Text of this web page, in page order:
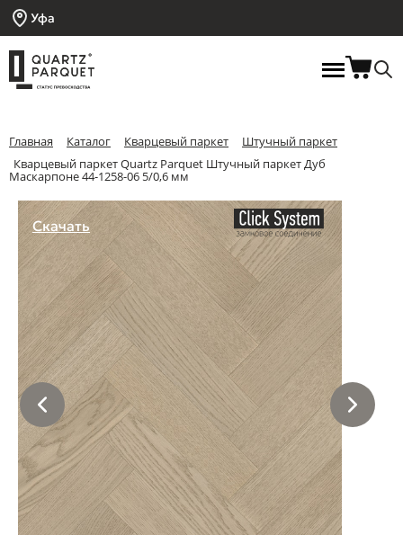
Уфа
Главная Каталог Кварцевый паркет
Штучный паркет
Кварцевый паркет Quartz Parquet Штучный паркет Дуб
Маскарпоне 44-1258-06 5/0,6 мм
Скачать